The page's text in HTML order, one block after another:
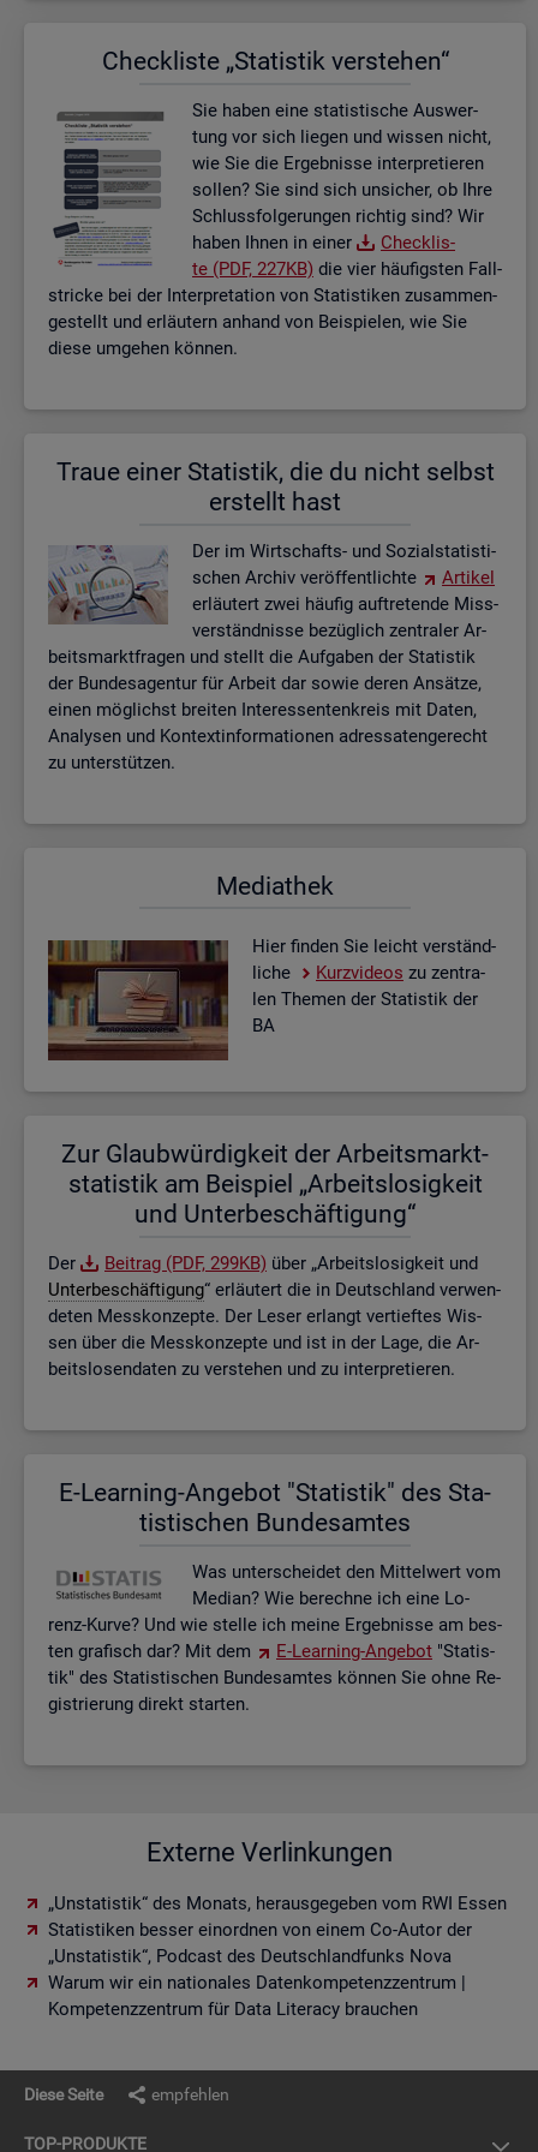
Check­lis­te „Sta­tis­tik ver­ste­hen“
Sie haben eine sta­tis­ti­sche Aus­wer­
tung vor sich lie­gen und wis­sen nicht,
wie Sie die Er­geb­nis­se in­ter­pre­tie­ren
sol­len? Sie sind sich un­si­cher, ob Ihre
Schluss­fol­ge­run­gen rich­tig sind? Wir
haben Ihnen in einer
Check­lis­
te (PDF, 227KB) die vier häu­figs­ten Fall­
stri­cke bei der In­ter­pre­ta­ti­on von Sta­tis­ti­ken zu­sam­men­
ge­stellt und er­läu­tern an­hand von Bei­spie­len, wie Sie
diese um­ge­hen kön­nen.
Traue einer Sta­tis­tik, die du nicht selbst
er­stellt hast
Der im Wirt­schafts- und So­zi­al­sta­tis­ti­
schen Ar­chiv ver­öf­fent­lich­te
Ar­ti­kel
er­läu­tert zwei häu­fig auf­tre­ten­de Miss­
ver­ständ­nis­se be­züg­lich zen­tra­ler Ar­
beits­markt­fra­gen und stellt die Auf­ga­ben der Sta­tis­tik
der Bun­des­agen­tur für Ar­beit dar sowie deren An­sät­ze,
einen mög­lichst brei­ten In­ter­es­sen­ten­kreis mit Daten,
Ana­ly­sen und Kon­text­in­for­ma­tio­nen adres­sa­ten­ge­recht
zu un­ter­stüt­zen.
Me­dia­thek
Hier fin­den Sie leicht ver­ständ­
li­che
Kurz­vi­de­os zu zen­tra­
len The­men der Sta­tis­tik der
BA
Zur Glaub­wür­dig­keit der Ar­beits­markt­
sta­tis­tik am Bei­spiel „Ar­beits­lo­sig­keit
und Un­ter­be­schäf­ti­gung“
Der Bei­trag (PDF, 299KB) über „Ar­beits­lo­sig­keit und
Un­ter­be­schäf­ti­gung“ er­läu­tert die in Deutsch­land ver­wen­
de­ten Mess­kon­zep­te. Der Leser er­langt ver­tief­tes Wis­
sen über die Mess­kon­zep­te und ist in der Lage, die Ar­
beits­lo­sen­da­ten zu ver­ste­hen und zu in­ter­pre­tie­ren.
E-Lear­ning-An­ge­bot "Sta­tis­tik" des Sta­
tis­ti­schen Bun­des­am­tes
Was un­ter­schei­det den Mit­tel­wert vom
Me­di­an? Wie be­rech­ne ich eine Lo­
renz-Kurve? Und wie stel­le ich meine Er­geb­nis­se am bes­
ten gra­fisch dar? Mit dem
E-Lear­ning-An­ge­bot "Sta­tis­
tik" des Sta­tis­ti­schen Bun­des­am­tes kön­nen Sie ohne Re­
gis­trie­rung di­rekt star­ten.
Externe Verlinkungen
„Unstatistik“ des Monats, herausgegeben vom RWI Essen
Statistiken besser einordnen von einem Co-Autor der
„Unstatistik“, Podcast des Deutschlandfunks Nova
Warum wir ein nationales Datenkompetenzzentrum |
Kompetenzzentrum für Data Literacy brauchen
Diese Seite empfehlen
TOP-PRO­DUK­TE